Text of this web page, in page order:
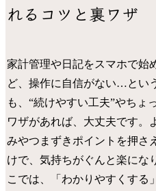
れるコツと裏ワザ
家計管理や日記をスマホで始
ど、操作に自信がない…とい
も、“続けやすい工夫”やちょ
ワザがあれば、大丈夫です。
みやつまずきポイントを押さ
けで、気持ちがぐんと楽にな
こでは、「わかりやすくする